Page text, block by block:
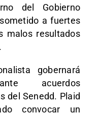
del Gobierno
a fuertes
malos resultados
gobernará
acuerdos
del Senedd. Plaid
convocar un